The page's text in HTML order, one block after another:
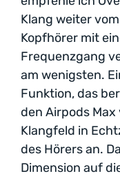
Klang weiter
Kopfhörer mit
Frequenzgang
am wenigsten.
Funktion, das
den Airpods
Klangfeld in
des Hörers an.
Dimension auf